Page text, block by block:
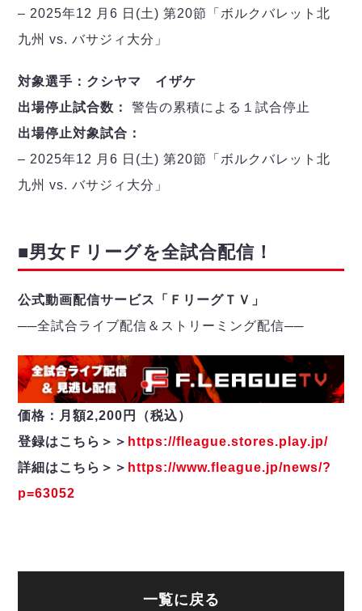
– 2025年12 月6 日(土) 第20節「ボルクバレット北
九州 vs. バサジィ大分」
対象選手：クシヤマ イザケ
出場停止試合数：警告の累積による１試合停止
出場停止対象試合：
– 2025年12 月6 日(土) 第20節「ボルクバレット北
九州 vs. バサジィ大分」
■男女Ｆリーグを全試合配信！
公式動画配信サービス「ＦリーグＴＶ」
──全試合ライブ配信＆ストリーミング配信──
価格：月額2,200円（税込）
登録はこちら＞＞ https://fleague.stores.play.jp/
詳細はこちら＞＞ https://www.fleague.jp/news/?
p=63052
一覧に戻る